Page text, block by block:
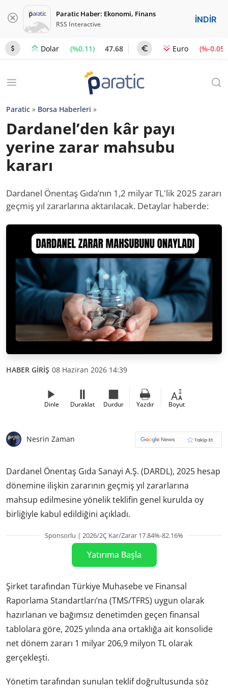
Paratic Haber: Ekonomi, Finans
RSS Interactive İNDİR
Dolar (%0.11) 47.68 Euro (%-0.05)
Paratic » Borsa Haberleri »
Dardanel’den kâr payı
yerine zarar mahsubu
kararı
Dardanel Önentaş Gıda’nın 1,2 milyar TL'lik 2025 zararı
geçmiş yıl zararlarına aktarılacak. Detaylar haberde:
HABER GİRİŞ 08 Haziran 2026 14:39
Dinle Duraklat Durdur Yazdır Boyut
Nesrin Zaman
Dardanel Önentaş Gıda Sanayi A.Ş. (DARDL), 2025 hesap
dönemine ilişkin zararının geçmiş yıl zararlarına
mahsup edilmesine yönelik teklifin genel kurulda oy
birliğiyle kabul edildiğini açıkladı.
Sponsorlu | 2026/2Ç Kar/Zarar 17.84%-82.16%
Yatırıma Başla
Şirket tarafından Türkiye Muhasebe ve Finansal
Raporlama Standartları’na (TMS/TFRS) uygun olarak
hazırlanan ve bağımsız denetimden geçen finansal
tablolara göre, 2025 yılında ana ortaklığa ait konsolide
net dönem zararı 1 milyar 206,9 milyon TL olarak
gerçekleşti.
Yönetim tarafından sunulan teklif doğrultusunda söz